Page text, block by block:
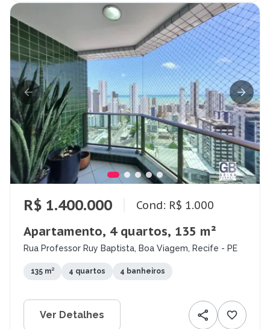
R$ 1.400.000 Cond: R$ 1.000
Apartamento, 4 quartos, 135 m²
Rua Professor Ruy Baptista, Boa Viagem, Recife - PE
135 m² 4 quartos 4 banheiros
Ver Detalhes